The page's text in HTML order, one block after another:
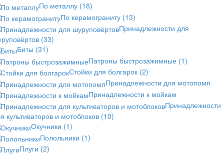
По металлу (18)
По керамограниту (13)
Принадлежности для
(33)
Биты (31)
Патроны быстрозажимные (1)
Стойки для болгарок (2)
Принадлежности для мотопомп
Принадлежности к мойкам
Принадлежности
культиваторов и мотоблоков (10)
Окучники (1)
Полольники (1)
Плуги (2)